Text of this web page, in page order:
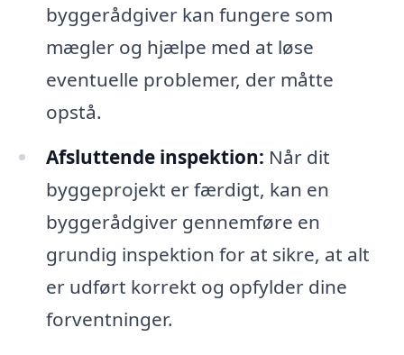
byggerådgiver kan fungere som
mægler og hjælpe med at løse
eventuelle problemer, der måtte
opstå.
Afsluttende inspektion: Når dit
byggeprojekt er færdigt, kan en
byggerådgiver gennemføre en
grundig inspektion for at sikre, at alt
er udført korrekt og opfylder dine
forventninger.